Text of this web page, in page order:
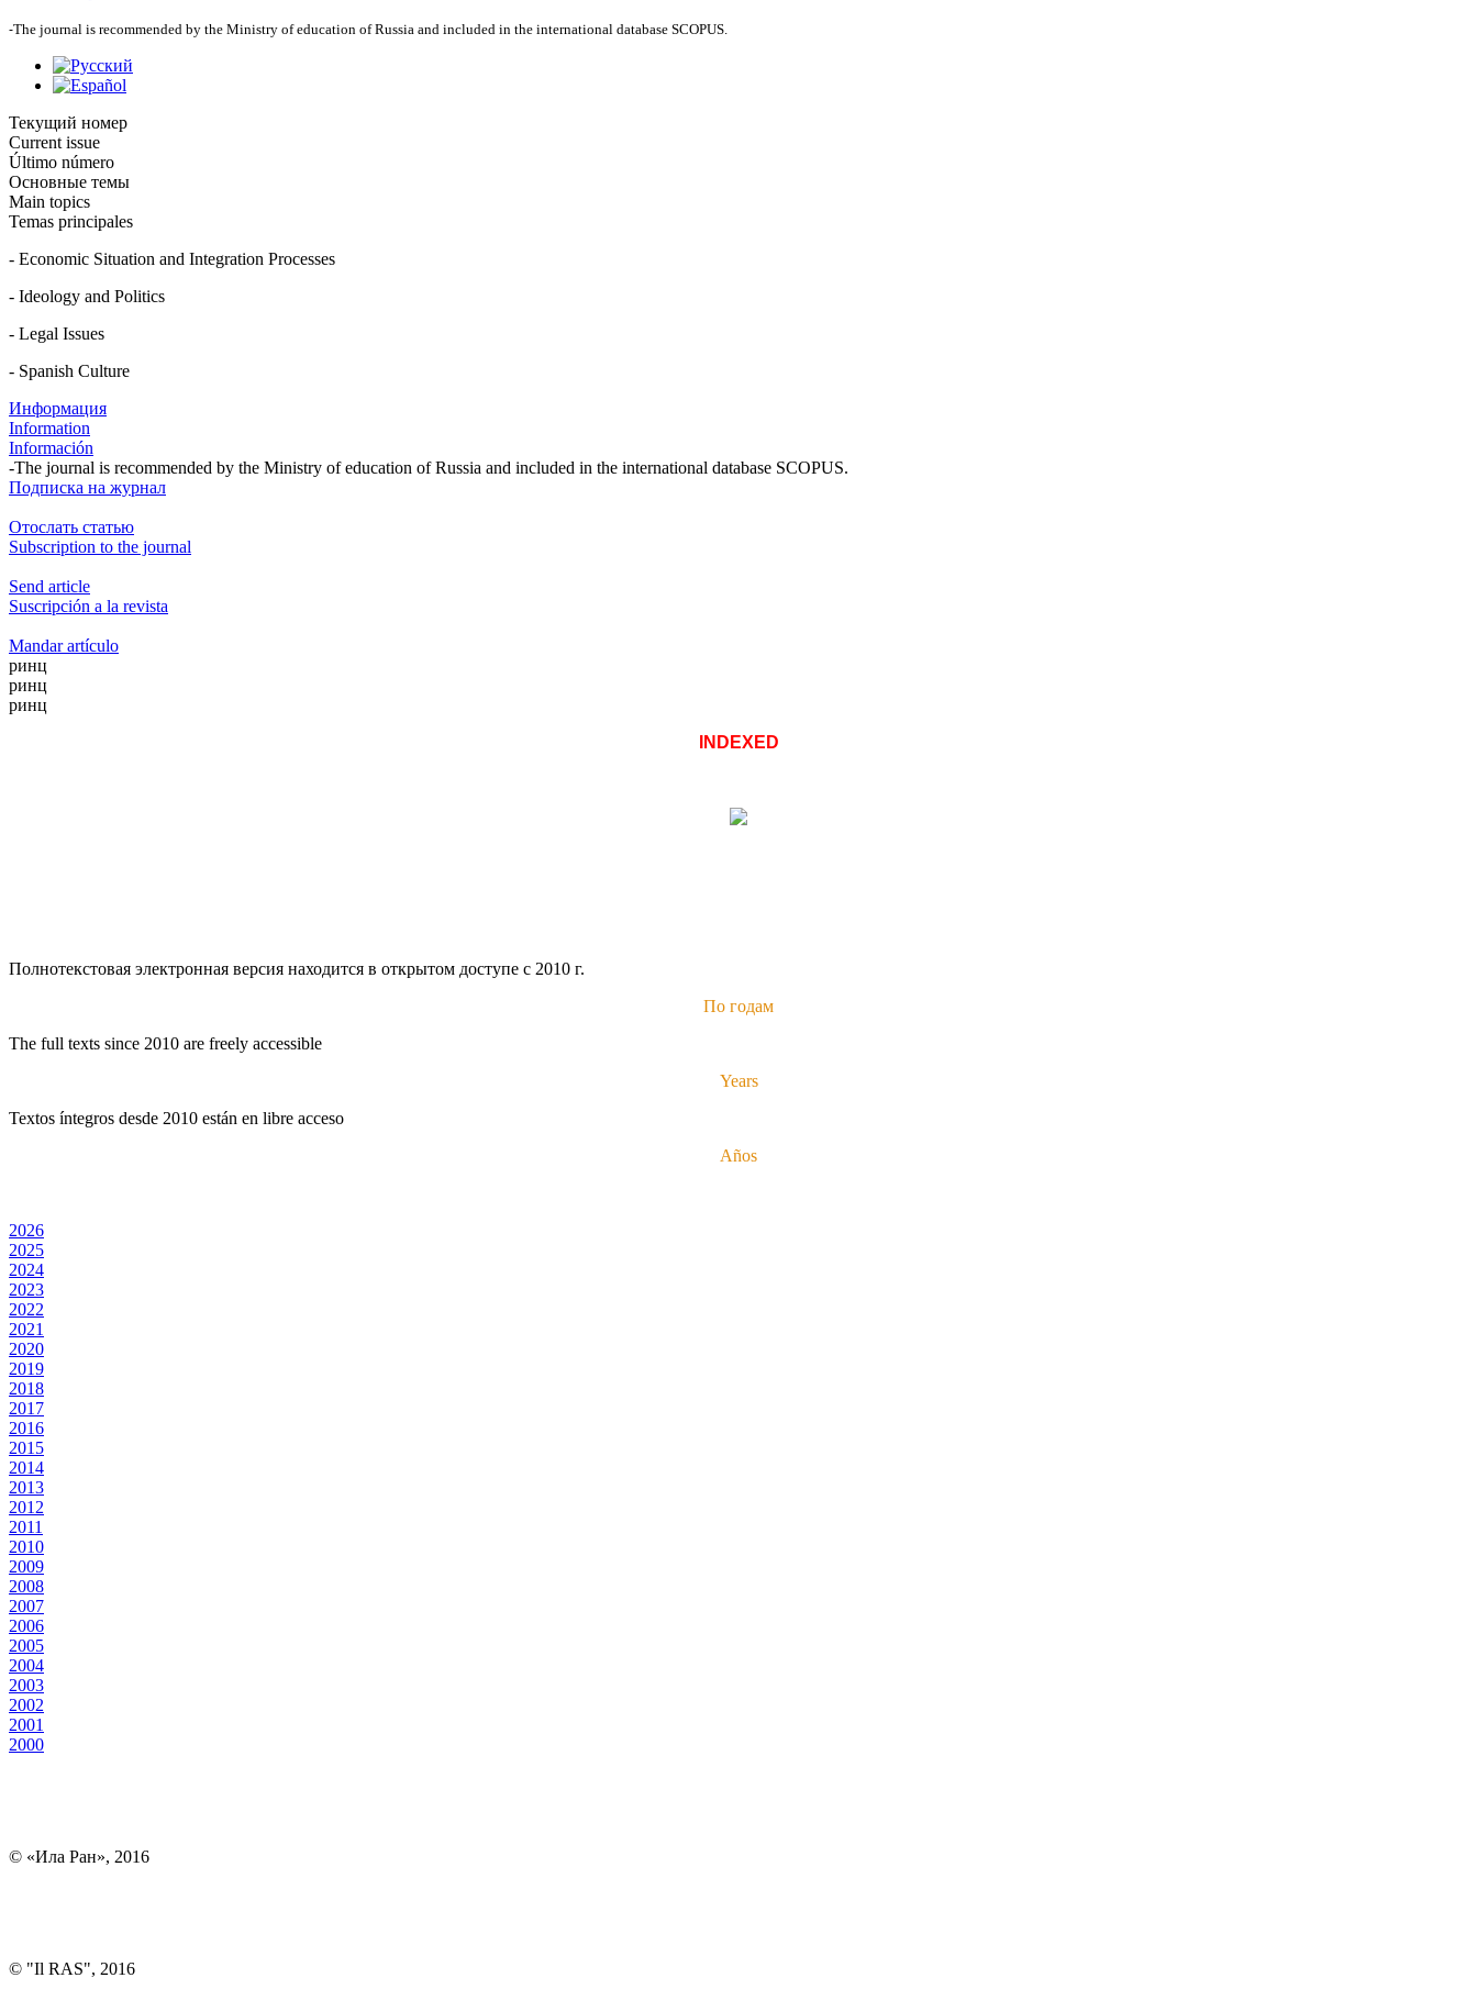
-The journal is recommended by the Ministry of education of Russia and included in the international database SCOPUS.
Текущий номер
Current issue
Último número
Основные темы
Main topics
Temas principales
- Economic Situation and Integration Processes
- Ideology and Politics
- Legal Issues
- Spanish Culture
Информация
Information
Información
-The journal is recommended by the Ministry of education of Russia and included in the international database SCOPUS.
Подписка на журнал
Отослать статью
Subscription to the journal
Send article
Suscripción a la revista
Mandar artículo
ринц
ринц
ринц
INDEXED
Полнотекстовая электронная версия находится в открытом доступе с 2010 г.
По годам
The full texts since 2010 are freely accessible
Years
Textos íntegros desde 2010 están en libre acceso
Años
2026
2025
2024
2023
2022
2021
2020
2019
2018
2017
2016
2015
2014
2013
2012
2011
2010
2009
2008
2007
2006
2005
2004
2003
2002
2001
2000
© «Ила Ран», 2016
© "Il RAS", 2016